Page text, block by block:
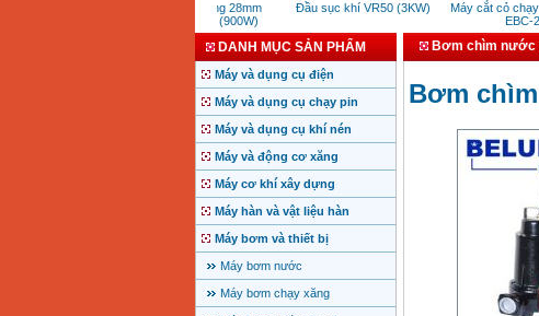
Máy khoan bê tông 28mm
Dewalt D25144K (900W)
Đầu sục khí VR50 (3KW)
Máy cắt cỏ chạy
EBC-
DANH MỤC SẢN PHẨM
Máy và dụng cụ điện
Máy và dụng cụ chạy pin
Máy và dụng cụ khí nén
Máy và động cơ xăng
Máy cơ khí xây dựng
Máy hàn và vật liệu hàn
Máy bơm và thiết bị
Máy bơm nước
Máy bơm chạy xăng
Bơm chìm nước
Bơm